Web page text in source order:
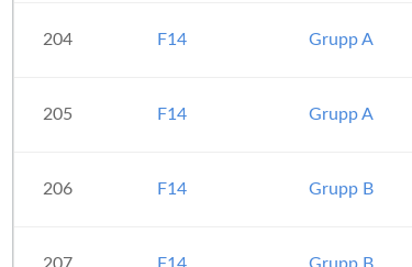
204 F14 Grupp A
205 F14 Grupp A
206 F14 Grupp B